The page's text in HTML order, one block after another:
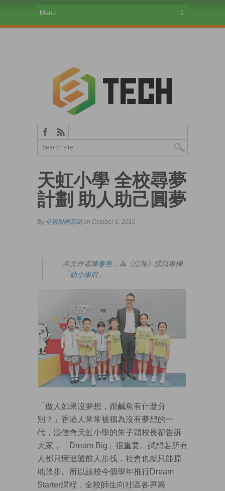
天虹小學 全校尋夢
計劃 助人助己圓夢
By 信報財經新聞on October 6, 2016
本文作者陳春燕，為《信報》撰寫專欄
「幼小學府」
「做人如果沒夢想，跟鹹魚有什麼分
別？」香港人常常被稱為沒有夢想的一
代，浸信會天虹小學的朱子穎校長卻告訴
大家，「Dream Big」很重要。試想若所有
人都只懂追隨前人步伐，社會也就只能原
地踏步。所以該校今個學年推行Dream
Starter課程，全校師生向社區各界籌